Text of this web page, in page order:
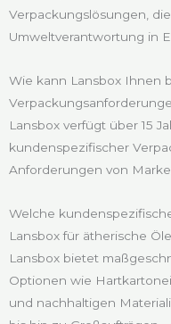
Verpackungslösungen,
Umweltverantwortung in
Wie kann Lansbox Ihnen
Lansbox verfügt über 15
kundenspezifischer
Anforderungen von
Welche
Lansbox für ätherische
Lansbox bietet
Optionen wie
und nachhaltigen